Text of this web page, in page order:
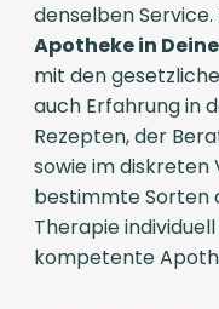
denselben
Apotheke in
mit den
auch Erfahrung in
Rezepten, der
sowie im diskreten
bestimmte Sorten
Therapie
kompetente